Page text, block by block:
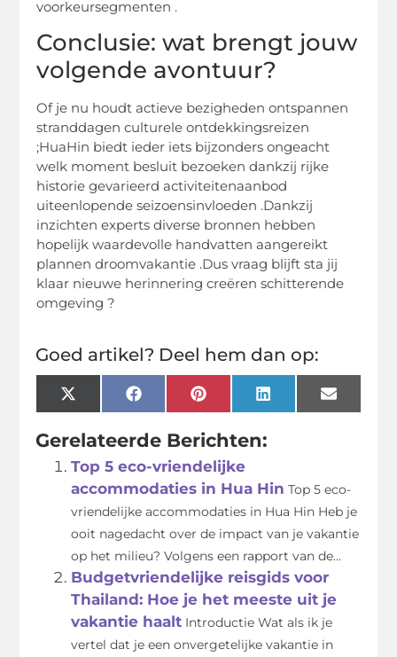
voorkeursegmenten .
Conclusie: wat brengt jouw
volgende avontuur?
Of je nu houdt actieve bezigheden ontspannen
stranddagen culturele ontdekkingsreizen
;HuaHin biedt ieder iets bijzonders ongeacht
welk moment besluit bezoeken dankzij rijke
historie gevarieerd activiteitenaanbod
uiteenlopende seizoensinvloeden .Dankzij
inzichten experts diverse bronnen hebben
hopelijk waardevolle handvatten aangereikt
plannen droomvakantie .Dus vraag blijft sta jij
klaar nieuwe herinnering creëren schitterende
omgeving ?
Goed artikel? Deel hem dan op:
X
(Twitter)
FacebookPinterestLinkedInEmail
Gerelateerde Berichten:
Top 5 eco-vriendelijke
accommodaties in Hua Hin Top 5 eco-
vriendelijke accommodaties in Hua Hin Heb je
ooit nagedacht over de impact van je vakantie
op het milieu? Volgens een rapport van de...
Budgetvriendelijke reisgids voor
Thailand: Hoe je het meeste uit je
vakantie haalt Introductie Wat als ik je
vertel dat je een onvergetelijke vakantie in